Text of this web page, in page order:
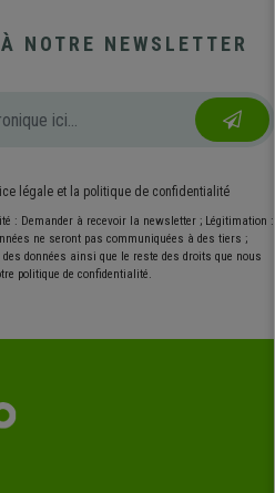
NOTRE NEWSLETTER
légale et la politique de confidentialité
: Demander à recevoir la newsletter ; Légitimation :
ne seront pas communiquées à des tiers ;
données ainsi que le reste des droits que nous
politique de confidentialité.